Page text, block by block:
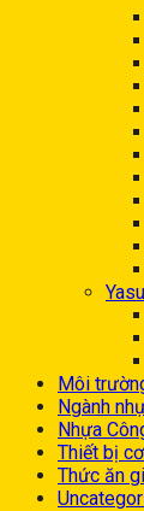
Môi
Ngành
Nhựa
Thiết bị
Thức ăn